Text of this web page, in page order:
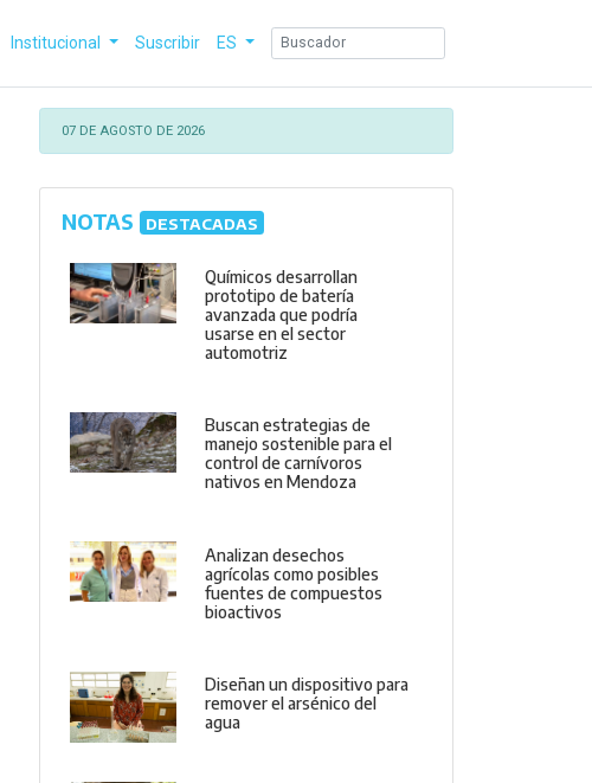
Institucional Suscribir ES
07 DE AGOSTO DE 2026
NOTAS DESTACADAS
Químicos desarrollan
prototipo de batería
avanzada que podría
usarse en el sector
automotriz
Buscan estrategias de
manejo sostenible para el
control de carnívoros
nativos en Mendoza
Analizan desechos
agrícolas como posibles
fuentes de compuestos
bioactivos
Diseñan un dispositivo para
remover el arsénico del
agua